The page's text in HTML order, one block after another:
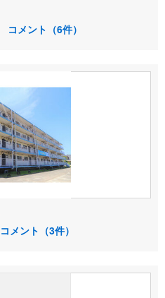
コメント（6件）
コメント（3件）